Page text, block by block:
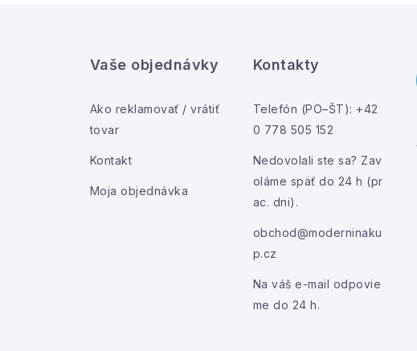
Vaše objednávky
Ako reklamovať / vrátiť
tovar
Kontakt
Moja objednávka
Kontakty
Telefón (PO–ŠT): +42
0 778 505 152
Nedovolali ste sa? Zav
oláme späť do 24 h (pr
ac. dni).
obchod@moderninaku
p.cz
Na váš e-mail odpovie
me do 24 h.